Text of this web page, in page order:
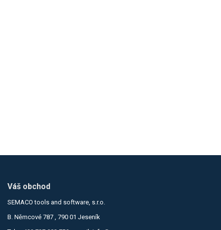
Váš obchod
SEMACO tools and software, s.r.o.
B. Němcové 787 , 790 01 Jeseník